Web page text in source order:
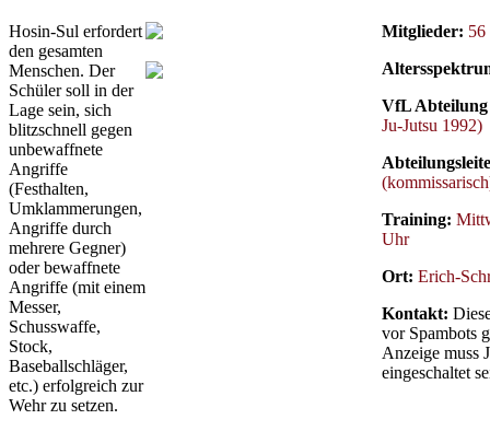
Hosin-Sul erfordert
den gesamten
Menschen. Der
Schüler soll in der
Lage sein, sich
blitzschnell gegen
unbewaffnete
Angriffe
(Festhalten,
Umklammerungen,
Angriffe durch
mehrere Gegner)
oder bewaffnete
Angriffe (mit einem
Messer,
Schusswaffe,
Stock,
Baseballschläger,
etc.) erfolgreich zur
Wehr zu setzen.
Mitglieder: 56
VfL
Ju-Jutsu 1992)
Training:
Uhr
Ort: Erich-
Kontakt:
vor Spambots
Anzeige muss
eingeschaltet